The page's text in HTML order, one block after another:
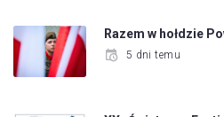
Razem w hołdzie
5 dni temu